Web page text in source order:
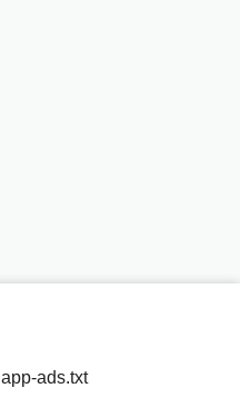
app-ads.txt